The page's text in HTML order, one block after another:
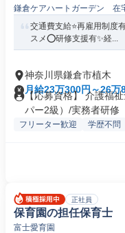
鎌倉ケアハートガーデン 在
交通費支給⭐️再雇用制度
スメ⭕️研修支援有✨経...
神奈川県鎌倉市植木
月給23万300円～26万
【応募資格】 介護福
パー2級）/実務者研修
フリーター歓迎 学歴不問
正社員
保育園の担任保育士
富士愛育園